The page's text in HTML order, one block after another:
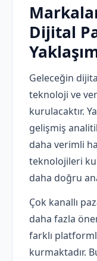
Dijital
Geleceğin
teknoloji ve
kurulacaktır.
gelişmiş
daha verimli
teknolojileri
daha doğru
Çok kanallı
daha fazla
farklı
kurmaktadır.